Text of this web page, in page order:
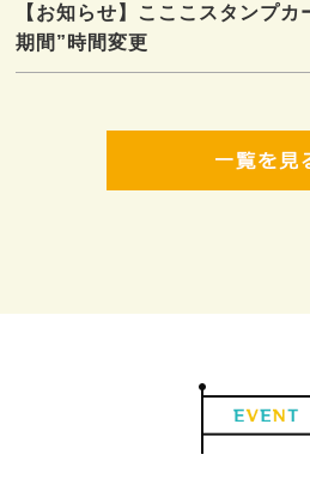
【お知らせ】こここスタンプカ
期間”時間変更